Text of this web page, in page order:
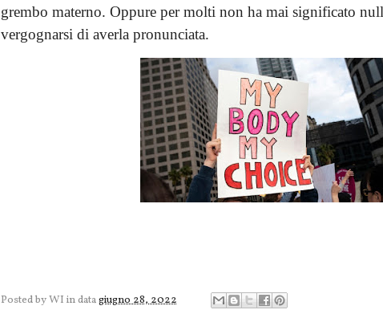
grembo materno. Oppure per molti non ha mai significato
vergognarsi di averla pronunciata.
Posted byWI in datagiugno 28, 2022